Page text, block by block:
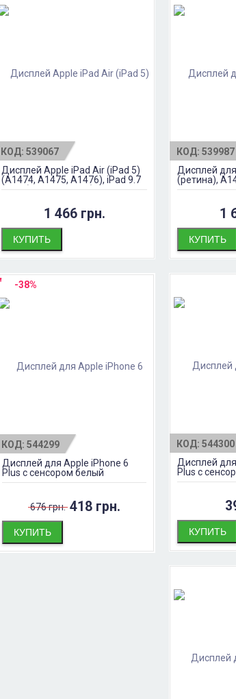
КОД: 539067
Дисплей Apple iPad Air (iPad 5)
(A1474, A1475, A1476), iPad 9.7
2017 (A1822, A1823)
1 466 грн.
КУПИТЬ
КОД: 539987
Дисплей
(ретина),
Mini 3
1
КУПИТЬ
КОД: 544299
-38%
Дисплей для Apple iPhone 6
Plus с сенсором белый
676 грн. 418 грн.
КУПИТЬ
КОД: 544300
Дисплей
Plus с
КУПИТЬ